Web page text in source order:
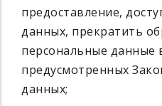
предоставление,
данных, прекратить
персональные данные
предусмотренных
данных;